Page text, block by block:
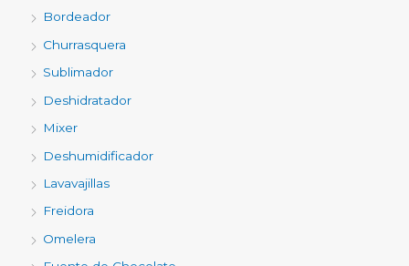
Bordeador
Churrasquera
Sublimador
Deshidratador
Mixer
Deshumidificador
Lavavajillas
Freidora
Omelera